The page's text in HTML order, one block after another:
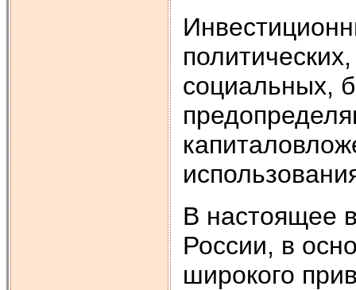
социальных,
В настоящее
России, в
широкого